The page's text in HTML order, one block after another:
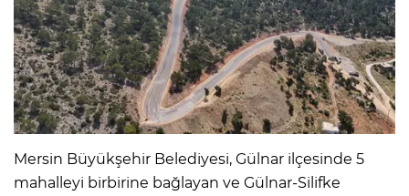
Mersin Büyükşehir Belediyesi, Gülnar ilçesinde 5
mahalleyi birbirine bağlayan ve Gülnar-Silifke